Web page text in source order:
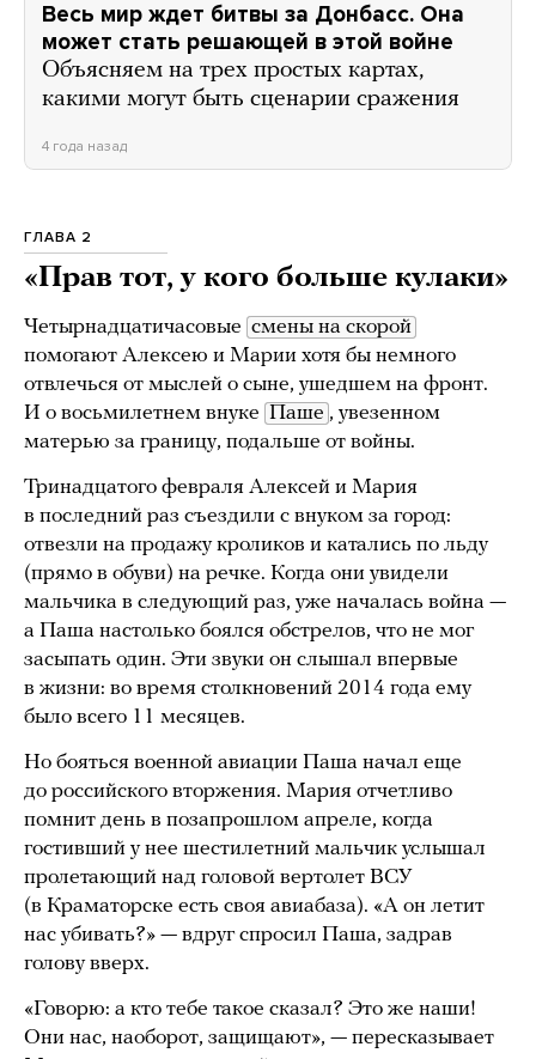
Весь мир ждет битвы за Донбасс. Она
может стать решающей в этой войне
Объясняем на трех простых картах,
какими могут быть сценарии сражения
4 года назад
ГЛАВА 2
«Прав тот, у кого больше кулаки»
Четырнадцатичасовые смены на скорой
помогают Алексею и Марии хотя бы немного
отвлечься от мыслей о сыне, ушедшем на фронт.
И о восьмилетнем внуке Паше , увезенном
матерью за границу, подальше от войны.
Тринадцатого февраля Алексей и Мария
в последний раз съездили с внуком за город:
отвезли на продажу кроликов и катались по льду
(прямо в обуви) на речке. Когда они увидели
мальчика в следующий раз, уже началась война —
а Паша настолько боялся обстрелов, что не мог
засыпать один. Эти звуки он слышал впервые
в жизни: во время столкновений 2014 года ему
было всего 11 месяцев.
Но бояться военной авиации Паша начал еще
до российского вторжения. Мария отчетливо
помнит день в позапрошлом апреле, когда
гостивший у нее шестилетний мальчик услышал
пролетающий над головой вертолет ВСУ
(в Краматорске есть своя авиабаза). «А он летит
нас убивать?» — вдруг спросил Паша, задрав
голову вверх.
«Говорю: а кто тебе такое сказал? Это же наши!
Они нас, наоборот, защищают», — пересказывает